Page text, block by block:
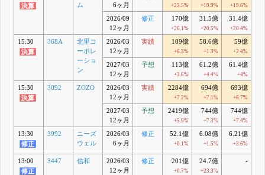
ム
6ヶ月
+23.5% +19.9% +19.6%
2026/09
12ヶ月
修正 170億
+26.1%
31.5億
+20.5%
31.4億
+20.4%
15:30 368A
北里コ
ーポレ
ーショ
ン
2026/03
12ヶ月
実績 109億
+6.3%
58.6億
+1.3%
59億
+2.4%
2027/03
12ヶ月
予想 113億
+3.6%
61.2億
+4.4%
61.4億
+4%
15:30 3092 ZOZO
2026/03
12ヶ月
実績 2284億
+7.2%
694億
+7.1%
693億
+6.7%
2027/03
12ヶ月
予想 2419億
+5.9%
744億
+7.3%
744億
+7.4%
13:30 3992
ニーズ
ウェル
2026/03
6ヶ月
修正 52.1億
+0.1%
6.08億
+1.5%
6.21億
+3.6%
13:00 3447 信和
2026/03
12ヶ月
修正 201億
+0.7%
24.7億
+23.3%
-